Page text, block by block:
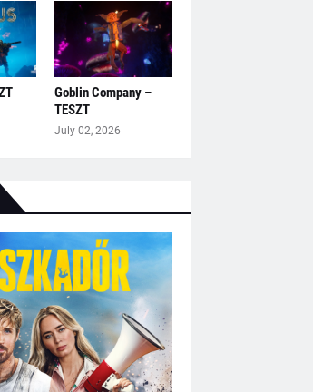
Goblin Company –
TESZT
July 02, 2026